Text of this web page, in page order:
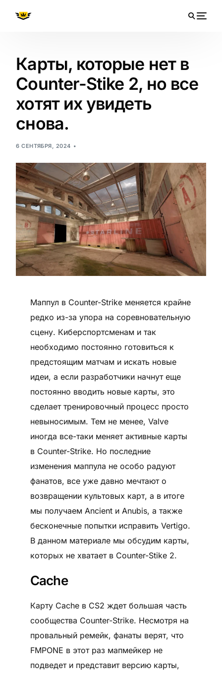
Карты, которые нет в
Counter-Stike 2, но все
хотят их увидеть
снова.
6 СЕНТЯБРЯ, 2024
Маппул в Counter-Strike меняется крайне
редко из-за упора на соревновательную
сцену. Киберспортсменам и так
необходимо постоянно готовиться к
предстоящим матчам и искать новые
идеи, а если разработчики начнут еще
постоянно вводить новые карты, это
сделает тренировочный процесс просто
невыносимым. Тем не менее, Valve
иногда все-таки меняет активные карты
в Counter-Strike. Но последние
изменения маппула не особо радуют
фанатов, все уже давно мечтают о
возвращении культовых карт, а в итоге
мы получаем Ancient и Anubis, а также
бесконечные попытки исправить Vertigo.
В данном материале мы обсудим карты,
которых не хватает в Counter-Stike 2.
Cache
Карту Cache в CS2 ждет большая часть
сообщества Counter-Strike. Несмотря на
провальный ремейк, фанаты верят, что
FMPONE в этот раз мапмейкер не
подведет и представит версию карты,